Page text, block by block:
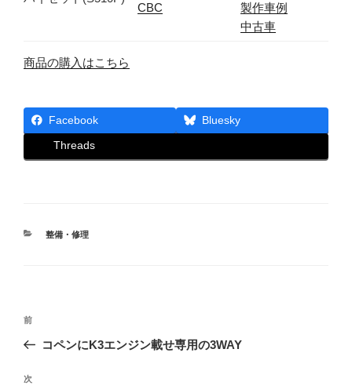
CBC
製作車例
中古車
商品の購入はこちら
Facebook Bluesky
Threads
カ
整備・修理
投
ビ
前
の
稿
前
コペンにK3エンジン載せ専用の3WAY
次
次